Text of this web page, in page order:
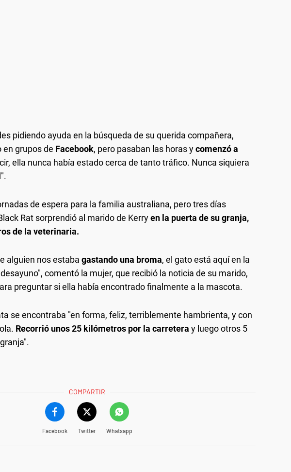
pidiendo ayuda en la búsqueda de su querida compañera,
en grupos de Facebook, pero pasaban las horas ycomenzó a
ella nunca había estado cerca de tanto tráfico. Nunca siquiera
de espera para la familia australiana, pero tres días
Rat sorprendió al marido de Kerryen la puerta de su granja,
de la veterinaria.
alguien nos estaba gastando una broma, el gato está aquí en la
comentó la mujer, que recibió la noticia de su marido,
preguntar si ella había encontrado finalmente a la mascota.
se encontraba "en forma, feliz, terriblemente hambrienta, y con
Recorrió unos 25 kilómetros por la carretera y luego otros 5
COMPARTIR
Facebook Twitter Whatsapp